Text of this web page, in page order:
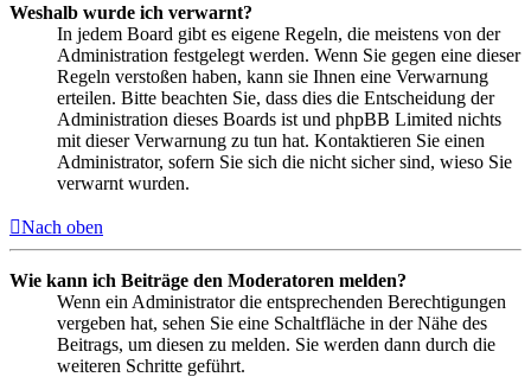
Weshalb wurde ich verwarnt?
In jedem Board gibt es eigene Regeln, die meistens von der
Administration festgelegt werden. Wenn Sie gegen eine dieser
Regeln verstoßen haben, kann sie Ihnen eine Verwarnung
erteilen. Bitte beachten Sie, dass dies die Entscheidung der
Administration dieses Boards ist und phpBB Limited nichts
mit dieser Verwarnung zu tun hat. Kontaktieren Sie einen
Administrator, sofern Sie sich die nicht sicher sind, wieso Sie
verwarnt wurden.
Nach oben
Wie kann ich Beiträge den Moderatoren melden?
Wenn ein Administrator die entsprechenden Berechtigungen
vergeben hat, sehen Sie eine Schaltfläche in der Nähe des
Beitrags, um diesen zu melden. Sie werden dann durch die
weiteren Schritte geführt.